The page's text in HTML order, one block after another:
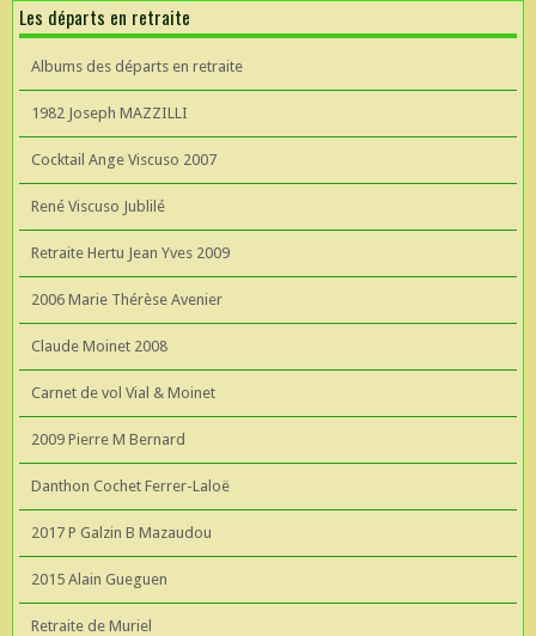
Les départs en retraite
Albums des départs en retraite
1982 Joseph MAZZILLI
Cocktail Ange Viscuso 2007
René Viscuso Jublilé
Retraite Hertu Jean Yves 2009
2006 Marie Thérèse Avenier
Claude Moinet 2008
Carnet de vol Vial & Moinet
2009 Pierre M Bernard
Danthon Cochet Ferrer-Laloë
2017 P Galzin B Mazaudou
2015 Alain Gueguen
Retraite de Muriel